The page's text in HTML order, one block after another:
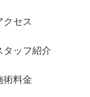
クセス
タッフ紹介
術料金